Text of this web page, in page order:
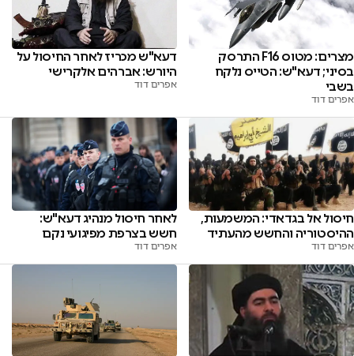
מצרים: מטוס F16 התרסק
בסיני; דעא"ש: הטייס נלקח
בשבי
אפרים דוד
דעא"ש מכריז לאחר החיסול על
היורש: אברהים אלקרישי
אפרים דוד
חיסול אל בגדאדי: המשמעות,
ההיסטוריה והחשש מהעתיד
אפרים דוד
לאחר חיסול מנהיג דעא"ש:
חשש בצרפת מפיגועי נקם
אפרים דוד